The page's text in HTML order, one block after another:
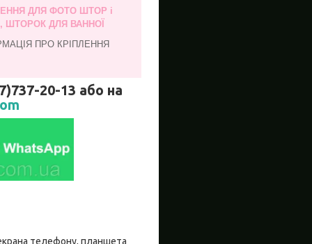
ДЛЯ ФОТО ШТОР і
ШТОРОК ДЛЯ ВАННОЇ
ПРО КРІПЛЕННЯ
20-13 або на
телефону, планшета